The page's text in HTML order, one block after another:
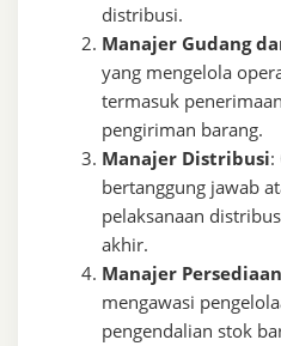
distribusi.
Manajer Gudang
yang mengelola
termasuk
pengiriman barang.
Manajer Distribusi:
bertanggung jawab
pelaksanaan
akhir.
Manajer Persediaan
mengawasi
pengendalian stok